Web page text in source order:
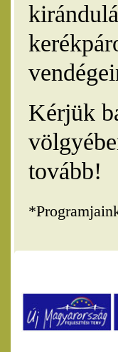
Kérjük
tovább!